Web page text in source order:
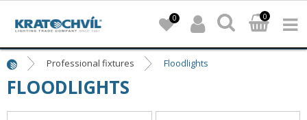
0
0
Professional fixtures Floodlights
FLOODLIGHTS